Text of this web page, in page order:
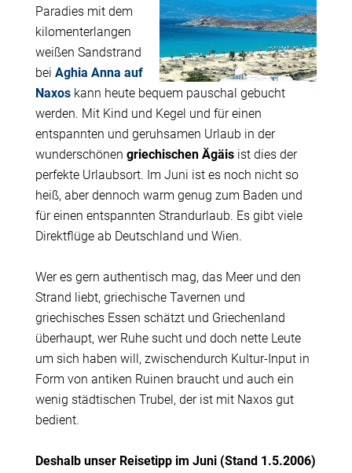
Paradies mit dem
kilomenterlangen
weißen Sandstrand
bei Aghia Anna auf
Naxoskann heute bequem pauschal gebucht
werden. Mit Kind und Kegel und für einen
entspannten und geruhsamen Urlaub in der
wunderschönen griechischen Ägäisist dies der
perfekte Urlaubsort. Im Juni ist es noch nicht so
heiß, aber dennoch warm genug zum Baden und
für einen entspannten Strandurlaub. Es gibt viele
Direktflüge ab Deutschland und Wien.
Wer es gern authentisch mag, das Meer und den
Strand liebt, griechische Tavernen und
griechisches Essen schätzt und Griechenland
überhaupt, wer Ruhe sucht und doch nette Leute
um sich haben will, zwischendurch Kultur-Input in
Form von antiken Ruinen braucht und auch ein
wenig städtischen Trubel, der ist mit Naxos gut
bedient.
Deshalb unser Reisetipp im Juni (Stand 1.5.2006)